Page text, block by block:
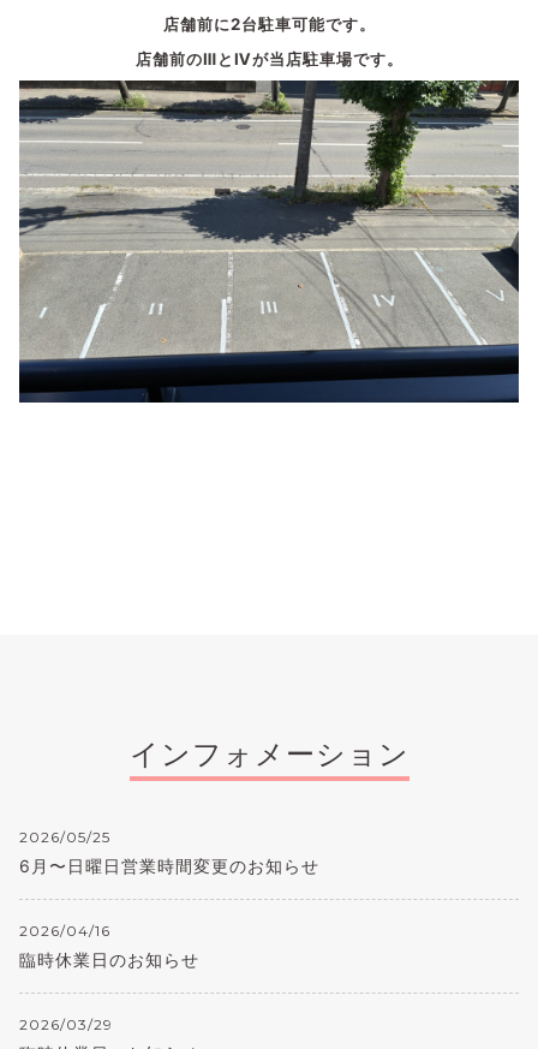
店舗前に2台駐車可能です。
店舗前のⅢとⅣが当店駐車場です。
インフォメーション
2026/05/25
6月〜日曜日営業時間変更のお知らせ
2026/04/16
臨時休業日のお知らせ
2026/03/29